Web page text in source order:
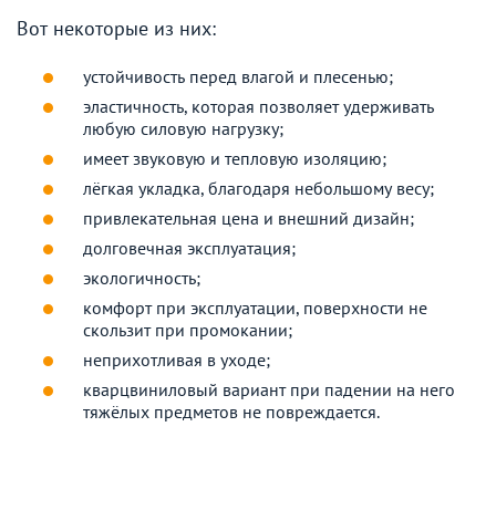
Вот некоторые из них:
устойчивость перед влагой и плесенью;
эластичность, которая позволяет удерживать
любую силовую нагрузку;
имеет звуковую и тепловую изоляцию;
лёгкая укладка, благодаря небольшому весу;
привлекательная цена и внешний дизайн;
долговечная эксплуатация;
экологичность;
комфорт при эксплуатации, поверхности не
скользит при промокании;
неприхотливая в уходе;
кварцвиниловый вариант при падении на него
тяжёлых предметов не повреждается.